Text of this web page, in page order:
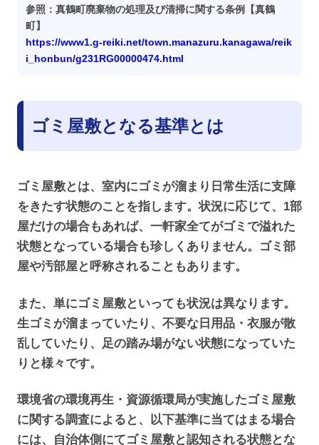
参照：真鶴町廃棄物の処理及び清掃に関する条例【真鶴
町】
https://www1.g-reiki.net/town.manazuru.kanagawa/reik
i_honbun/g231RG00000474.html
ゴミ屋敷となる基準とは
ゴミ屋敷とは、室内にゴミが溜まり日常生活に支障
をきたす状態のことを指します。状況に応じて、1部
屋だけの場合もあれば、一軒家全てがゴミで溢れた
状態となっている場合も珍しくありません。ゴミ部
屋や汚部屋と呼称されることもあります。
また、単にゴミ屋敷といっても状況は異なります。
生ゴミが溜まっていたり、不要な日用品・衣服が散
乱していたり、足の踏み場がない状態になっていた
りと様々です。
環境省の環境再生・資源循環局が実施したゴミ屋敷
に関する調査によると、以下基準に当てはまる場合
には、自治体側にてゴミ屋敷と認知される状態とな